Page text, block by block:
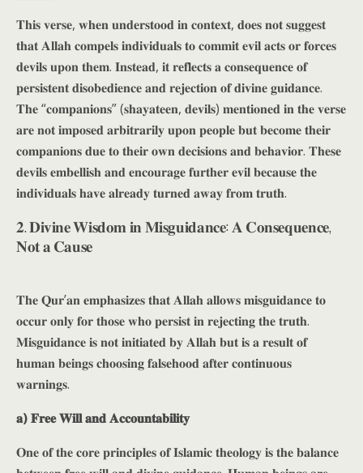
𝐓𝐡𝐢𝐬 𝐯𝐞𝐫𝐬𝐞, 𝐰𝐡𝐞𝐧 𝐮𝐧𝐝𝐞𝐫𝐬𝐭𝐨𝐨𝐝 𝐢𝐧 𝐜𝐨𝐧𝐭𝐞𝐱𝐭, 𝐝𝐨𝐞𝐬 𝐧𝐨𝐭 𝐬𝐮𝐠𝐠𝐞𝐬𝐭
𝐭𝐡𝐚𝐭 𝐀𝐥𝐥𝐚𝐡 𝐜𝐨𝐦𝐩𝐞𝐥𝐬 𝐢𝐧𝐝𝐢𝐯𝐢𝐝𝐮𝐚𝐥𝐬 𝐭𝐨 𝐜𝐨𝐦𝐦𝐢𝐭 𝐞𝐯𝐢𝐥 𝐚𝐜𝐭𝐬 𝐨𝐫 𝐟𝐨𝐫𝐜𝐞𝐬
𝐝𝐞𝐯𝐢𝐥𝐬 𝐮𝐩𝐨𝐧 𝐭𝐡𝐞𝐦. 𝐈𝐧𝐬𝐭𝐞𝐚𝐝, 𝐢𝐭 𝐫𝐞𝐟𝐥𝐞𝐜𝐭𝐬 𝐚 𝐜𝐨𝐧𝐬𝐞𝐪𝐮𝐞𝐧𝐜𝐞 𝐨𝐟
𝐩𝐞𝐫𝐬𝐢𝐬𝐭𝐞𝐧𝐭 𝐝𝐢𝐬𝐨𝐛𝐞𝐝𝐢𝐞𝐧𝐜𝐞 𝐚𝐧𝐝 𝐫𝐞𝐣𝐞𝐜𝐭𝐢𝐨𝐧 𝐨𝐟 𝐝𝐢𝐯𝐢𝐧𝐞 𝐠𝐮𝐢𝐝𝐚𝐧𝐜𝐞.
𝐓𝐡𝐞 “𝐜𝐨𝐦𝐩𝐚𝐧𝐢𝐨𝐧𝐬” (𝐬𝐡𝐚𝐲𝐚𝐭𝐞𝐞𝐧, 𝐝𝐞𝐯𝐢𝐥𝐬) 𝐦𝐞𝐧𝐭𝐢𝐨𝐧𝐞𝐝 𝐢𝐧 𝐭𝐡𝐞 𝐯𝐞𝐫𝐬𝐞
𝐚𝐫𝐞 𝐧𝐨𝐭 𝐢𝐦𝐩𝐨𝐬𝐞𝐝 𝐚𝐫𝐛𝐢𝐭𝐫𝐚𝐫𝐢𝐥𝐲 𝐮𝐩𝐨𝐧 𝐩𝐞𝐨𝐩𝐥𝐞 𝐛𝐮𝐭 𝐛𝐞𝐜𝐨𝐦𝐞 𝐭𝐡𝐞𝐢𝐫
𝐜𝐨𝐦𝐩𝐚𝐧𝐢𝐨𝐧𝐬 𝐝𝐮𝐞 𝐭𝐨 𝐭𝐡𝐞𝐢𝐫 𝐨𝐰𝐧 𝐝𝐞𝐜𝐢𝐬𝐢𝐨𝐧𝐬 𝐚𝐧𝐝 𝐛𝐞𝐡𝐚𝐯𝐢𝐨𝐫. 𝐓𝐡𝐞𝐬𝐞
𝐝𝐞𝐯𝐢𝐥𝐬 𝐞𝐦𝐛𝐞𝐥𝐥𝐢𝐬𝐡 𝐚𝐧𝐝 𝐞𝐧𝐜𝐨𝐮𝐫𝐚𝐠𝐞 𝐟𝐮𝐫𝐭𝐡𝐞𝐫 𝐞𝐯𝐢𝐥 𝐛𝐞𝐜𝐚𝐮𝐬𝐞 𝐭𝐡𝐞
𝐢𝐧𝐝𝐢𝐯𝐢𝐝𝐮𝐚𝐥𝐬 𝐡𝐚𝐯𝐞 𝐚𝐥𝐫𝐞𝐚𝐝𝐲 𝐭𝐮𝐫𝐧𝐞𝐝 𝐚𝐰𝐚𝐲 𝐟𝐫𝐨𝐦 𝐭𝐫𝐮𝐭𝐡.
𝟐. 𝐃𝐢𝐯𝐢𝐧𝐞 𝐖𝐢𝐬𝐝𝐨𝐦 𝐢𝐧 𝐌𝐢𝐬𝐠𝐮𝐢𝐝𝐚𝐧𝐜𝐞: 𝐀 𝐂𝐨𝐧𝐬𝐞𝐪𝐮𝐞𝐧𝐜𝐞,
𝐍𝐨𝐭 𝐚 𝐂𝐚𝐮𝐬𝐞
𝐓𝐡𝐞 𝐐𝐮𝐫’𝐚𝐧 𝐞𝐦𝐩𝐡𝐚𝐬𝐢𝐳𝐞𝐬 𝐭𝐡𝐚𝐭 𝐀𝐥𝐥𝐚𝐡 𝐚𝐥𝐥𝐨𝐰𝐬 𝐦𝐢𝐬𝐠𝐮𝐢𝐝𝐚𝐧𝐜𝐞 𝐭𝐨
𝐨𝐜𝐜𝐮𝐫 𝐨𝐧𝐥𝐲 𝐟𝐨𝐫 𝐭𝐡𝐨𝐬𝐞 𝐰𝐡𝐨 𝐩𝐞𝐫𝐬𝐢𝐬𝐭 𝐢𝐧 𝐫𝐞𝐣𝐞𝐜𝐭𝐢𝐧𝐠 𝐭𝐡𝐞 𝐭𝐫𝐮𝐭𝐡.
𝐌𝐢𝐬𝐠𝐮𝐢𝐝𝐚𝐧𝐜𝐞 𝐢𝐬 𝐧𝐨𝐭 𝐢𝐧𝐢𝐭𝐢𝐚𝐭𝐞𝐝 𝐛𝐲 𝐀𝐥𝐥𝐚𝐡 𝐛𝐮𝐭 𝐢𝐬 𝐚 𝐫𝐞𝐬𝐮𝐥𝐭 𝐨𝐟
𝐡𝐮𝐦𝐚𝐧 𝐛𝐞𝐢𝐧𝐠𝐬 𝐜𝐡𝐨𝐨𝐬𝐢𝐧𝐠 𝐟𝐚𝐥𝐬𝐞𝐡𝐨𝐨𝐝 𝐚𝐟𝐭𝐞𝐫 𝐜𝐨𝐧𝐭𝐢𝐧𝐮𝐨𝐮𝐬
𝐰𝐚𝐫𝐧𝐢𝐧𝐠𝐬.
𝐚) 𝐅𝐫𝐞𝐞 𝐖𝐢𝐥𝐥 𝐚𝐧𝐝 𝐀𝐜𝐜𝐨𝐮𝐧𝐭𝐚𝐛𝐢𝐥𝐢𝐭𝐲
𝐎𝐧𝐞 𝐨𝐟 𝐭𝐡𝐞 𝐜𝐨𝐫𝐞 𝐩𝐫𝐢𝐧𝐜𝐢𝐩𝐥𝐞𝐬 𝐨𝐟 𝐈𝐬𝐥𝐚𝐦𝐢𝐜 𝐭𝐡𝐞𝐨𝐥𝐨𝐠𝐲 𝐢𝐬 𝐭𝐡𝐞 𝐛𝐚𝐥𝐚𝐧𝐜𝐞